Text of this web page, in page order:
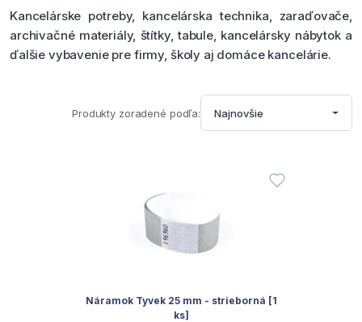
Kancelárske potreby, kancelárska technika, zaraďovače,
archivačné materiály, štítky, tabule, kancelársky nábytok a
ďalšie vybavenie pre firmy, školy aj domáce kancelárie.
Produkty zoradené podľa: Najnovšie
Náramok Tyvek 25 mm - strieborná [1
ks]